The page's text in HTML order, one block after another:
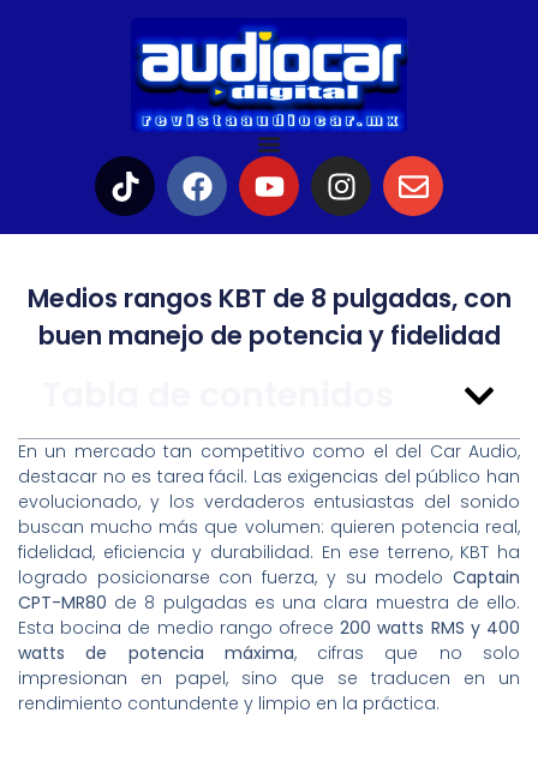
Medios rangos KBT de 8 pulgadas, con
buen manejo de potencia y fidelidad
En un mercado tan competitivo como el del Car Audio,
destacar no es tarea fácil. Las exigencias del público han
evolucionado, y los verdaderos entusiastas del sonido
buscan mucho más que volumen: quieren potencia real,
fidelidad, eficiencia y durabilidad. En ese terreno, KBT ha
logrado posicionarse con fuerza, y su modelo Captain
CPT-MR80 de 8 pulgadas es una clara muestra de ello.
Esta bocina de medio rango ofrece200 watts RMS y 400
watts de potencia máxima, cifras que no solo
impresionan en papel, sino que se traducen en un
rendimiento contundente y limpio en la práctica.